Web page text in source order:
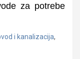
za potrebe
i kanalizacija,